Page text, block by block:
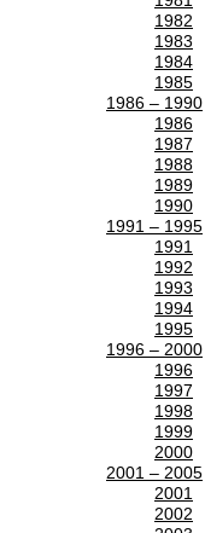
1982
1983
1984
1985
1986 – 1990
1986
1987
1988
1989
1990
1991 – 1995
1991
1992
1993
1994
1995
1996 – 2000
1996
1997
1998
1999
2000
2001 – 2005
2001
2002